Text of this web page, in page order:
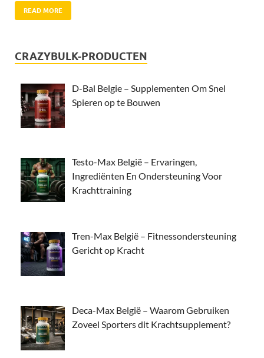
READ MORE
CRAZYBULK-PRODUCTEN
D-Bal Belgie – Supplementen Om Snel
Spieren op te Bouwen
Testo-Max België – Ervaringen,
Ingrediënten En Ondersteuning Voor
Krachttraining
Tren-Max België – Fitnessondersteuning
Gericht op Kracht
Deca-Max België – Waarom Gebruiken
Zoveel Sporters dit Krachtsupplement?